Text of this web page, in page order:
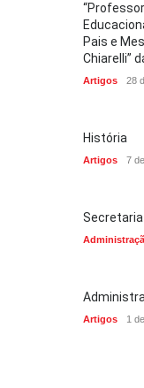
Pais e
Chiarelli”
Artigos 28
História
Artigos 7
Secretaria
Artigos 1